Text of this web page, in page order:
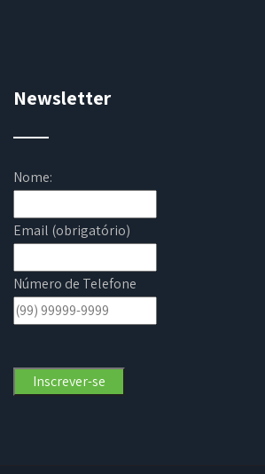
Newsletter
Nome:
Email (obrigatório)
Número de Telefone